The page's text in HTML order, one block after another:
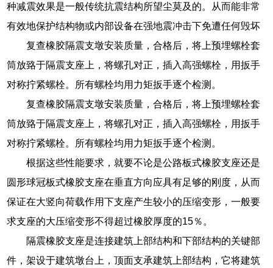
种减震效果是一般传统抗震结构所望尘莫及的。从而能非常
有效地保护结构物或内部设备在强地震冲击下免遭任何毁坏
复查橡胶隔震支墩安装质量，合格后，将上预埋螺栓套
筒放臵于隔震支座上，将螺孔对正，插入高强螺栓，用扳手
对称拧紧螺栓。所有螺栓均用力矩扳手逐个检测。
复查橡胶隔震支墩安装质量，合格后，将上预埋螺栓套
筒放臵于隔震支座上，将螺孔对正，插入高强螺栓，用扳手
对称拧紧螺栓。所有螺栓均用力矩扳手逐个检测。
根据这些性能要求，就要不论是公路板式橡胶支座还是
圆形球冠板式橡胶支座在垂直方向应具有足够的刚度，从而
保证在大竖向荷载作用下支座产生较小的压缩变形，一般要
求支座的大压缩变形不得超过橡胶厚度的15％。
隔震橡胶支座是连接建筑上部结构和下部结构的关键部
件，架设于建筑墩台上，顶面支承建筑上部结构，它将建筑